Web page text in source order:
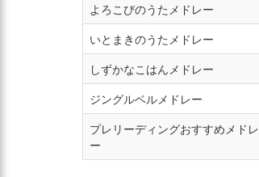
よろこびのうたメドレー
いとまきのうたメドレー
しずかなこはんメドレー
ジングルベルメドレー
プレリーディングおすすめメドレ
ー